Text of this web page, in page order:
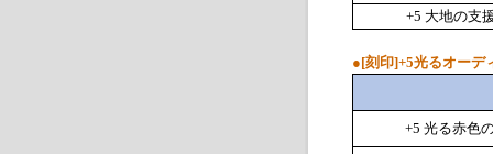
+5 大地の支
●[刻印]+5光るオーデ
+5 光る赤色